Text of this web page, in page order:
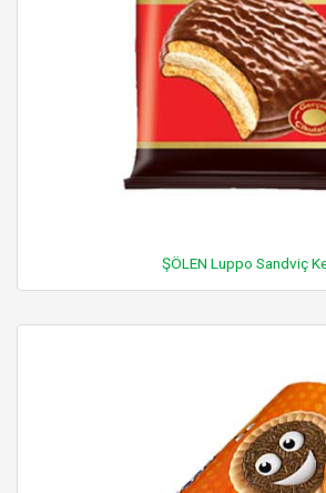
ŞÖLEN Luppo Sandviç